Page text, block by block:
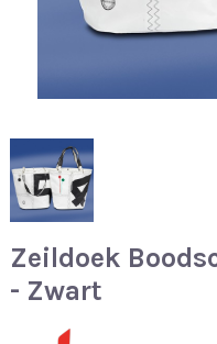
Zeildoek
- Zwart